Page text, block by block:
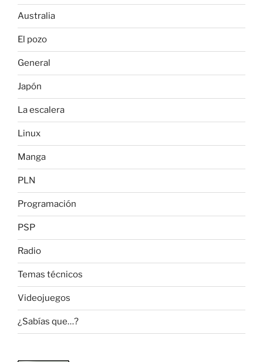
Australia
El pozo
General
Japón
La escalera
Linux
Manga
PLN
Programación
PSP
Radio
Temas técnicos
Videojuegos
¿Sabías que…?